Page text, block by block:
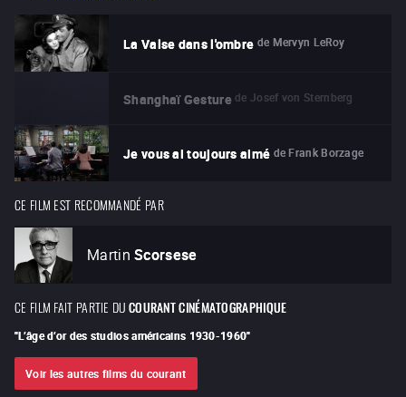
La Valse dans l'ombre de Mervyn LeRoy
Shanghaï Gesture de Josef von Sternberg
Je vous ai toujours aimé de Frank Borzage
CE FILM EST RECOMMANDÉ PAR
Martin Scorsese
CE FILM FAIT PARTIE DUCOURANT CINÉMATOGRAPHIQUE
"L’âge d’or des studios américains 1930-1960"
Voir les autres films du courant